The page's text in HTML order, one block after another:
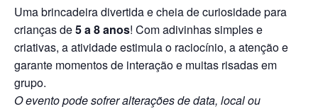
Uma brincadeira divertida e cheia de curiosidade para
crianças de5 a 8 anos! Com adivinhas simples e
criativas, a atividade estimula o raciocínio, a atenção e
garante momentos de interação e muitas risadas em
grupo.
O evento pode sofrer alterações de data, local ou